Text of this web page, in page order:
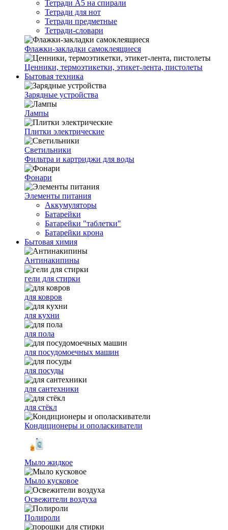
Тетради А5 на спирали
Тетради для нот
Тетради предметные
Тетради-словари
Флажки-закладки самоклеящиеся
Ценники, термоэтикетки, этикет-лента, пистолеты
Бытовая техника
Зарядные устройства
Лампы
Плитки электрические
Светильники
Фильтра и картриджи для воды
Фонари
Элементы питания
Аккумуляторы
Батарейки
Батарейки "таблетки"
Батарейки крона
Бытовая химия
Антинакипины
гели для стирки
для ковров
для кухни
для пола
для посудомоечных машин
для посуды
для сантехники
для стёкл
Кондиционеры и ополаскиватели
Мыло жидкое
Мыло кусковое
Освежители воздуха
Полироли